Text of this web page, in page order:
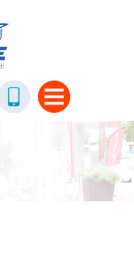
Boat Sales